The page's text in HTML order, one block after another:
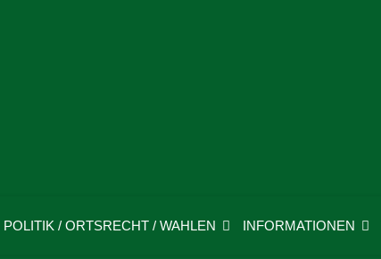
POLITIK / ORTSRECHT / WAHLEN INFORMATIONEN